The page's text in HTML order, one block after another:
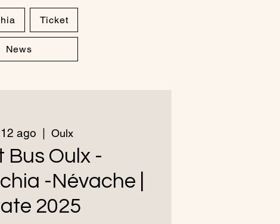
Ticket
News
ago Oulx
Bus Oulx -
-Névache |
2025